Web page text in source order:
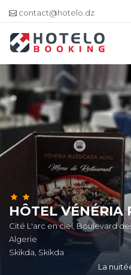
contact@hotelo.dz
HÔTEL VÉNÉRIA
Cité L'arc en ciel, Boulevard
Algerie
Skikda, Skikda
La